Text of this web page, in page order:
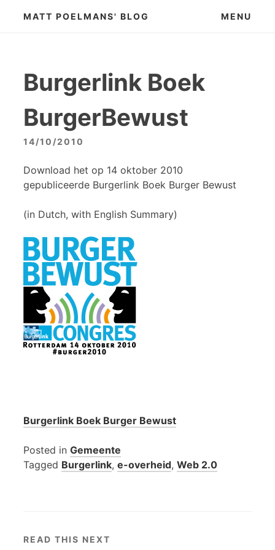
MATT POELMANS' BLOG MENU
Burgerlink Boek
BurgerBewust
14/10/2010
Download het op 14 oktober 2010
gepubliceerde Burgerlink Boek Burger Bewust
(in Dutch, with English Summary)
Burgerlink Boek Burger Bewust
Posted in Gemeente
Tagged Burgerlink, e-overheid, Web 2.0
READ THIS NEXT